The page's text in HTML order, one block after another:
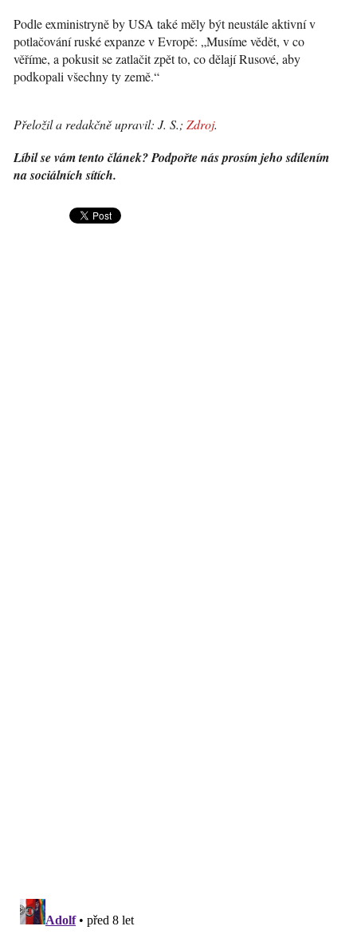
Podle exministryně by USA také měly být neustále aktivní v
potlačování ruské expanze v Evropě: „Musíme vědět, v co
věříme, a pokusit se zatlačit zpět to, co dělají Rusové, aby
podkopali všechny ty země.“
Přeložil a redakčně upravil: J. S.; Zdroj.
Líbil se vám tento článek? Podpořte nás prosím jeho sdílením
na sociálních sítích.